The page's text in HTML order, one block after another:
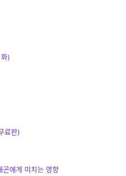
)
료판)
곤에게 미치는 영향